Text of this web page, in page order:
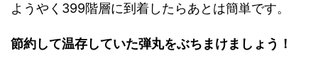
ようやく399階層に到着したらあとは簡単です。
節約して温存していた弾丸をぶちまけましょう！